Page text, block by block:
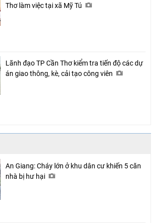
Thơ làm việc tại xã Mỹ Tú
Lãnh đạo TP Cần Thơ kiểm tra tiến độ các dự
án giao thông, kè, cải tạo công viên
An Giang: Cháy lớn ở khu dân cư khiến 5 căn
nhà bị hư hại